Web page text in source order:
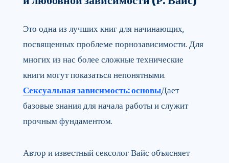
Это одна из лучших книг для начинающих,
посвященных проблеме порнозависимости. Для
многих из нас более сложные технические
книги могут показаться непонятными.
Сексуальная зависимость: основыДает
базовые знания для начала работы и служит
прочным фундаментом.
Автор и известный сексолог Вайс объясняет